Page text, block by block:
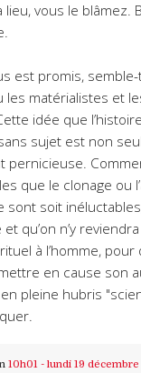
lieu, vous le blâmez.
est promis, semble-
les matérialistes et
idée que
sujet est non
pernicieuse.
que le clonage ou
sont soit
qu’on n’y
à l’homme, pour
en cause son
pleine hubris
10h01- lundi 19